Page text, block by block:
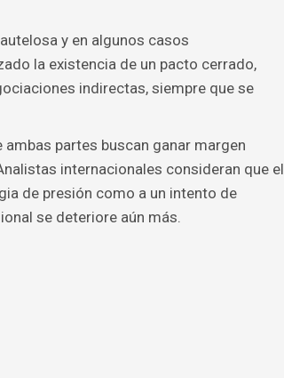
y en algunos casos
la existencia de un pacto cerrado,
indirectas, siempre que se
partes buscan ganar margen
internacionales consideran que el
de presión como a un intento de
se deteriore aún más.